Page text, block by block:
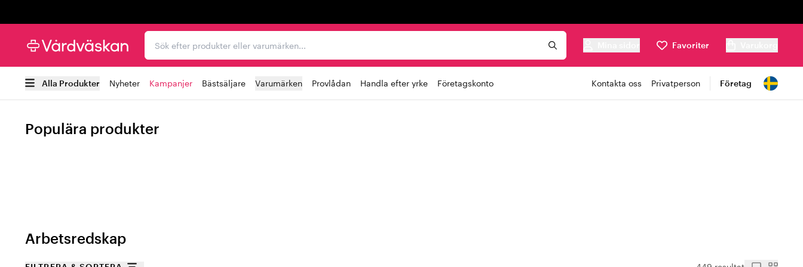
Sök efter produkter eller varumärken...
Favoriter
Alla Produkter Nyheter Kampanjer Bästsäljare Varumärken Provlådan Handla efter yrke Företagskonto Kontakta oss Privatperson Företag
Populära produkter
Arbetsredskap